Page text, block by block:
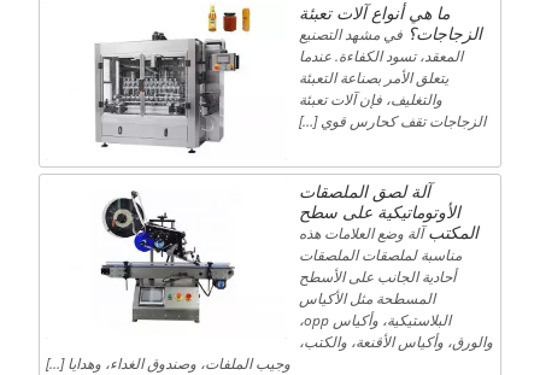
ما هي أنواع آلات تعبئة
الزجاجات؟ في مشهد التصنيع
المعقد، تسود الكفاءة. عندما
يتعلق الأمر بصناعة التعبئة
والتغليف، فإن آلات تعبئة
الزجاجات تقف كحارس قوي […]
آلة لصق الملصقات
الأوتوماتيكية على سطح
المكتب آلة وضع العلامات هذه
مناسبة لملصقات الملصقات
أحادية الجانب على الأسطح
المسطحة مثل الأكياس
البلاستيكية، وأكياس opp،
والورق، وأكياس الأقنعة، والكتب،
وجيب الملفات، وصندوق الغداء، وهدايا […]